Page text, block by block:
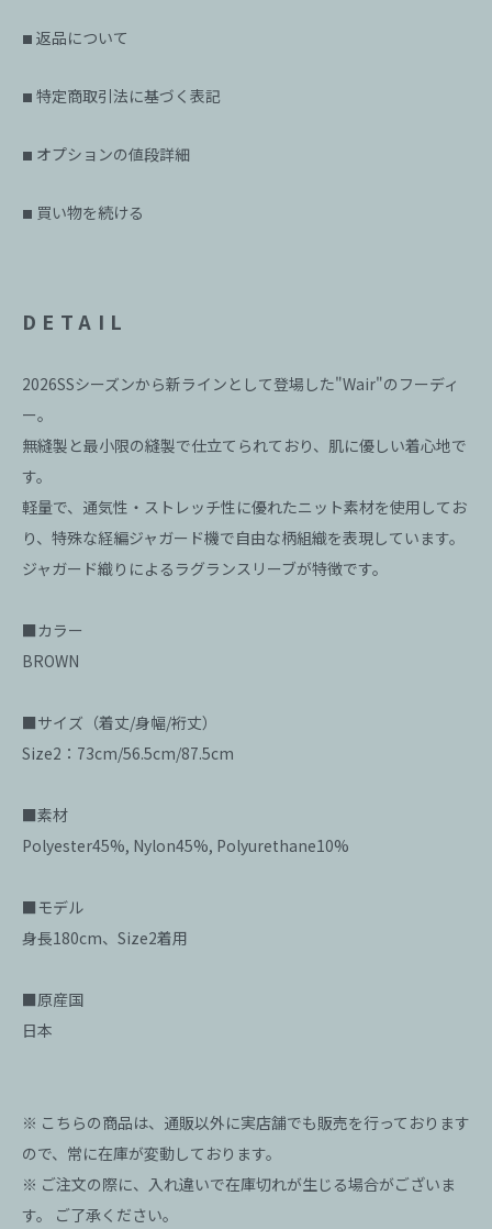
■ 返品について
■ 特定商取引法に基づく表記
■ オプションの値段詳細
■ 買い物を続ける
DETAIL
2026SSシーズンから新ラインとして登場した"Wair"のフーディ
ー。
無縫製と最小限の縫製で仕立てられており、肌に優しい着心地で
す。
軽量で、通気性・ストレッチ性に優れたニット素材を使用してお
り、特殊な経編ジャガード機で自由な柄組織を表現しています。
ジャガード織りによるラグランスリーブが特徴です。
■カラー
BROWN
■サイズ（着丈/身幅/裄丈）
Size2：73cm/56.5cm/87.5cm
■素材
Polyester45%, Nylon45%, Polyurethane10%
■モデル
身長180cm、Size2着用
■原産国
日本
※ こちらの商品は、通販以外に実店舗でも販売を行っております
ので、常に在庫が変動しております。
※ ご注文の際に、入れ違いで在庫切れが生じる場合がございま
す。 ご了承ください。